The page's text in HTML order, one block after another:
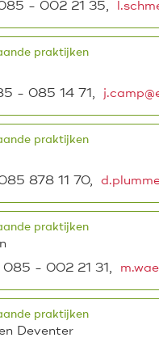
- 002 21 35,
praktijken
- 085 14 71,
praktijken
878 11 70,
praktijken
085 - 002 21 31,
praktijken
Deventer